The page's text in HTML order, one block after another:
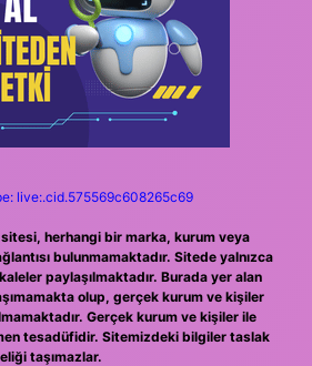
live:.cid.575569c608265c69
herhangi bir marka, kurum veya
bulunmamaktadır. Sitede yalnızca
paylaşılmaktadır. Burada yer alan
olup, gerçek kurum ve kişiler
Gerçek kurum ve kişiler ile
tesadüfidir. Sitemizdeki bilgiler taslak
taşımazlar.